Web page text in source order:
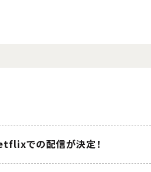
での配信が決定！